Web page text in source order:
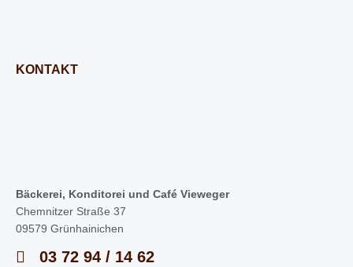
KONTAKT
Bäckerei, Konditorei und Café Vieweger
Chemnitzer Straße 37
09579 Grünhainichen
03 72 94 / 14 62